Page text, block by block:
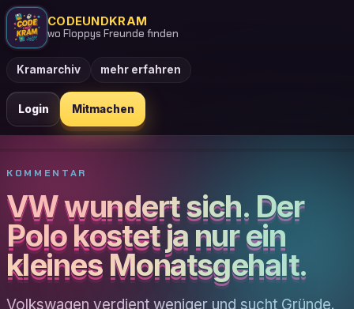
CODEUNDKRAM
wo Floppys Freunde finden
Kramarchiv mehr erfahren
Login Mitmachen
KOMMENTAR
VW wundert sich. Der
Polo kostet ja nur ein
kleines Monatsgehalt.
Volkswagen verdient weniger und sucht Gründe.